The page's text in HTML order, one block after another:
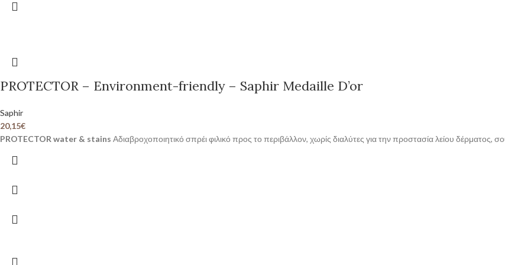
PROTECTOR – Environment-friendly – Saphir Medaille D’or
Saphir
20,15€
PROTECTOR water & stains Αδιαβροχοποιητικό σπρέι φιλικό προς το περιβάλλον, χωρίς διαλύτες για την προστασία λείου